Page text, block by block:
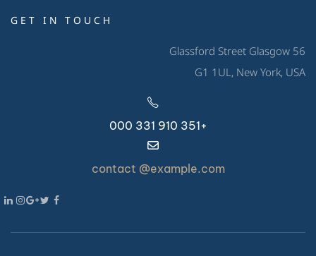
GET IN TOUCH
56 Glassford Street Glasgow
G1 1UL, New York, USA
+351 910 331 000
contact @example.com